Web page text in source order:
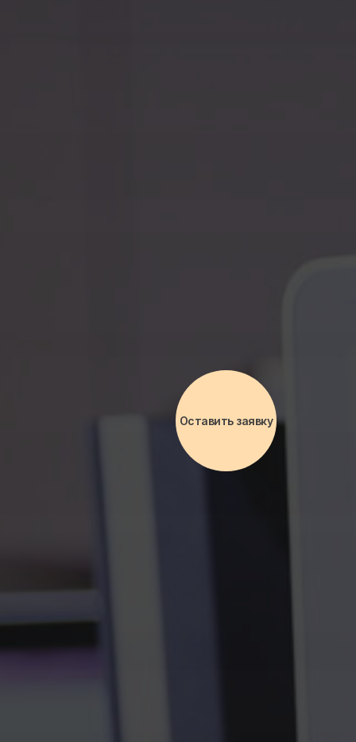
Оставить заявку